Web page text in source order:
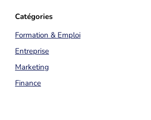
Catégories
Formation & Emploi
Entreprise
Marketing
Finance